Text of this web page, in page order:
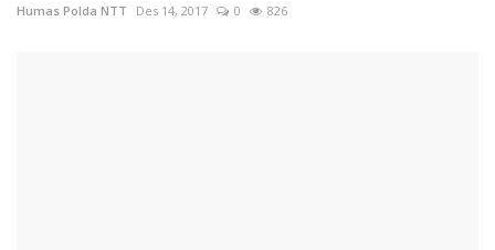
Humas Polda NTT Des 14, 2017 0 826